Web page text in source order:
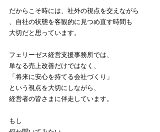
だからこそ時には、社外の視点を交えながら
、自社の状態を客観的に見つめ直す時間も
大切だと思っています。
フェリーゼス経営支援事務所では、
単なる売上改善だけではなく、
「将来に安心を持てる会社づくり」
という視点を大切にしながら、
経営者の皆さまに伴走しています。
もし